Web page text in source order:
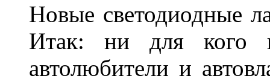
Новые светодиодные
Итак: ни для кого
автолюбители и